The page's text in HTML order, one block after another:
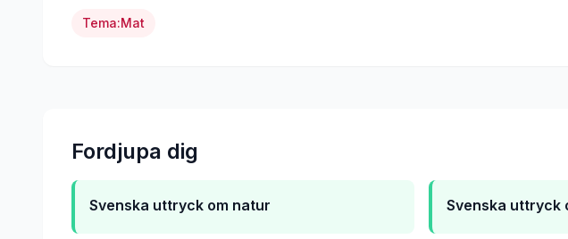
Tema:Mat
Fordjupa dig
Svenska uttryck om natur Svenska uttryck